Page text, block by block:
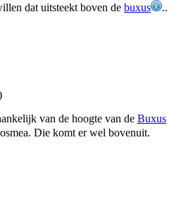
dat uitsteekt boven de buxus
..
van de hoogte van de Buxus
Die komt er wel bovenuit.